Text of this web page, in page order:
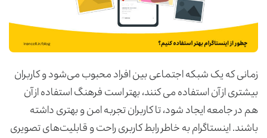
زمانی که یک شبکه اجتماعی بین افراد محبوب می‌شود و کاربران
بیشتری از آن استفاده می کنند، بهتر است فرهنگ استفاده از آن
هم در جامعه ایجاد شود، تا کاربران تجربه امن و بهتری داشته
باشند. اینستاگرام به خاطر رابط کاربری راحت و قابلیت‌های تصویری